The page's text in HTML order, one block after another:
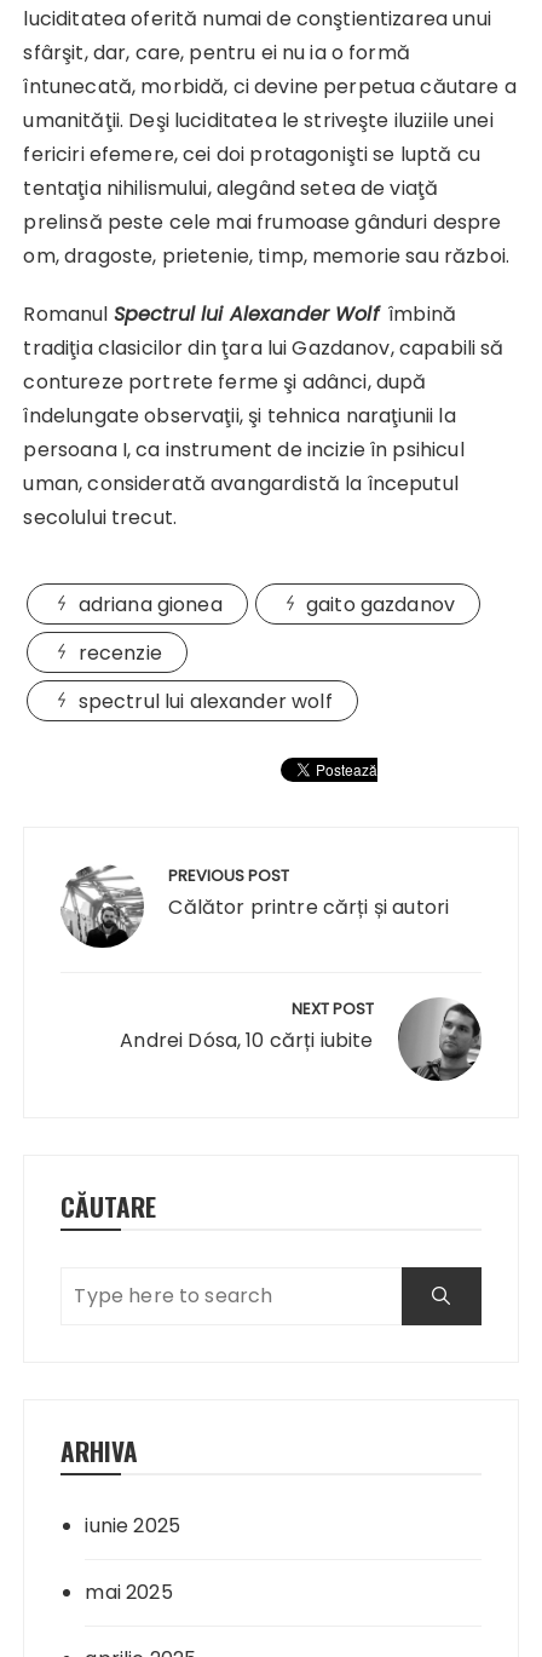
luciditatea oferită numai de conştientizarea unui
sfârşit, dar, care, pentru ei nu ia o formă
întunecată, morbidă, ci devine perpetua căutare a
umanităţii. Deşi luciditatea le striveşte iluziile unei
fericiri efemere, cei doi protagonişti se luptă cu
tentaţia nihilismului, alegând setea de viaţă
prelinsă peste cele mai frumoase gânduri despre
om, dragoste, prietenie, timp, memorie sau război.
Romanul Spectrul lui Alexander Wolfîmbină
tradiţia clasicilor din ţara lui Gazdanov, capabili să
contureze portrete ferme şi adânci, după
îndelungate observaţii, şi tehnica naraţiunii la
persoana I, ca instrument de incizie în psihicul
uman, considerată avangardistă la începutul
secolului trecut.
adriana gionea
gaito gazdanov
recenzie
spectrul lui alexander wolf
articole
PREVIOUS POST
Călător printre cărți și autori
NEXT POST
Andrei Dósa, 10 cărți iubite
CĂUTARE
ARHIVA
iunie 2025
mai 2025